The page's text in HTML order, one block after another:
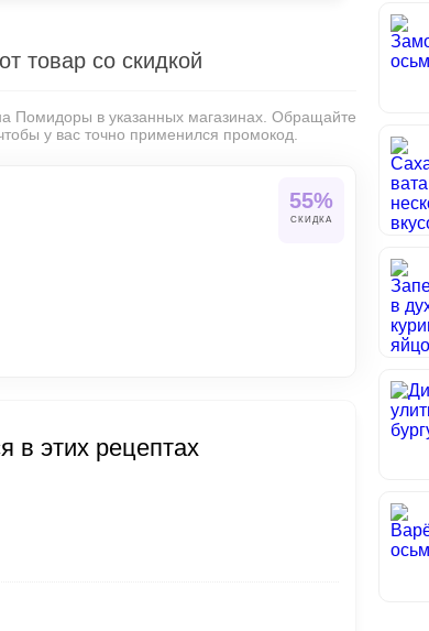
товар со скидкой
Помидоры в указанных магазинах. Обращайте
у вас точно применился промокод.
55%
СКИДКА
в этих рецептах